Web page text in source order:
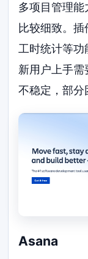
多项目管理
比较细致。插
工时统计等功
新用户上手
不稳定，部分
Asana